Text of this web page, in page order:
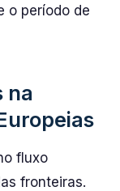
o período de
na
fluxo
fronteiras.